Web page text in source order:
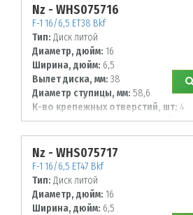
Nz - WHS075716
F-1 16/6,5 ET38 Bkf
Тип: Диск литой
Диаметр, дюйм: 16
Ширина, дюйм: 6,5
Вылет диска, мм: 38
Диаметр ступицы, мм: 58,6
К-во крепежных отверстий, шт: 4
Диаметр располож. отверстий, мм:
98
Nz - WHS075717
F-1 16/6,5 ET47 Bkf
Тип: Диск литой
Диаметр, дюйм: 16
Ширина, дюйм: 6,5